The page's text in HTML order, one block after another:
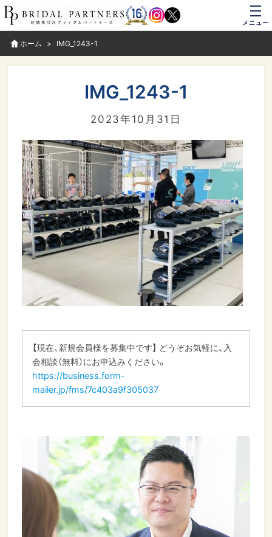
メニュー
ホーム IMG_1243-1
IMG_1243-1
2023年10月31日
【現在、新規会員様を募集中です】 どうぞお気軽に、入
会相談（無料）にお申込みください。
https://business.form-
mailer.jp/fms/7c403a9f305037